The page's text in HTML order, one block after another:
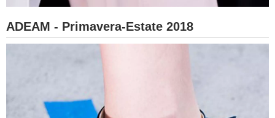
ADEAM - Primavera-Estate 2018